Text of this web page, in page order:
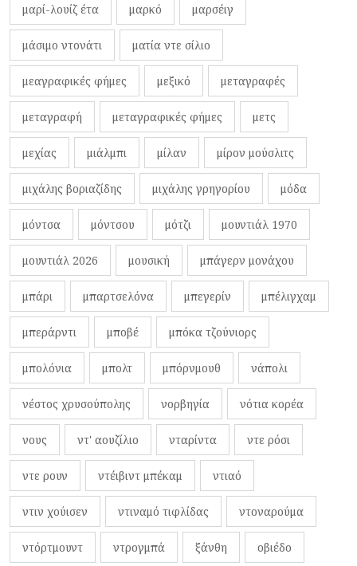
μαρί-λουίζ έτα μαρκό μαρσέιγ
μάσιμο ντονάτι ματία ντε σίλιο
μεαγραφικές φήμες μεξικό μεταγραφές
μεταγραφή μεταγραφικές φήμες μετς
μεχίας μιάλμπι μίλαν μίρον μούσλιτς
μιχάλης βοριαζίδης μιχάλης γρηγορίου μόδα
μόντσα μόντσου μότζι μουντιάλ 1970
μουντιάλ 2026 μουσική μπάγερν μονάχου
μπάρι μπαρτσελόνα μπεγερίν μπέλιγχαμ
μπεράρντι μποβέ μπόκα τζούνιορς
μπολόνια μπολτ μπόρνμουθ νάπολι
νέστος χρυσούπολης νορβηγία νότια κορέα
νους ντ' αουζίλιο νταρίντα ντε ρόσι
ντε ρουν ντέιβιντ μπέκαμ ντιαό
ντιν χούισεν ντιναμό τιφλίδας ντοναρούμα
ντόρτμουντ ντρογμπά ξάνθη οβιέδο